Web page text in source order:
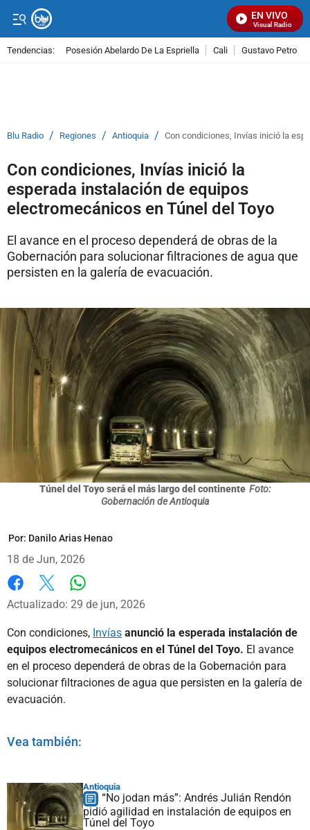
EN VIVO
Señal Visual Radio
Tendencias: Posesión Abelardo De La Espriella Cali Gustavo Petro
Blu Radio / Regiones / Antioquia / Con condiciones, Invías inició la
Con condiciones, Invías inició la
esperada instalación de equipos
electromecánicos en Túnel del Toyo
El avance en el proceso dependerá de obras de la
Gobernación para solucionar filtraciones de agua que
persisten en la galería de evacuación.
Túnel del Toyo será el más largo del continente Foto:
Gobernación de Antioquia
Por: Danilo Arias Henao
18 de Jun, 2026
Facebook
X
Actualizado: 29 de jun, 2026
Con condiciones, Invías anunció la esperada instalación de
equipos electromecánicos en el Túnel del Toyo. El avance
en el proceso dependerá de obras de la Gobernación para
solucionar filtraciones de agua que persisten en la galería de
evacuación.
Vea también:
Antioquia
“No jodan más”: Andrés Julián Rendón
pidió agilidad en instalación de equipos en
Túnel del Toyo